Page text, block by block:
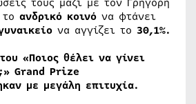
ανδρικό κοινό να φτάνει
να αγγίζει το 30,1%.
«Ποιος θέλει να γίνει
Grand Prize
με μεγάλη επιτυχία.